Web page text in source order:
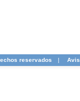
reservados |